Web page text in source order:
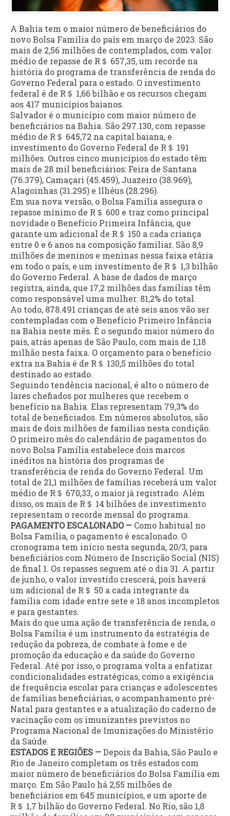
A Bahia tem o maior número de beneficiários do
novo Bolsa Família do país em março de 2023. São
mais de 2,56 milhões de contemplados, com valor
médio de repasse de R＄ 657,35, um recorde na
história do programa de transferência de renda do
Governo Federal para o estado. O investimento
federal é de R＄ 1,66 bilhão e os recursos chegam
aos 417 municípios baianos.
Salvador é o município com maior número de
beneficiários na Bahia. São 297.130, com repasse
médio de R＄ 645,72 na capital baiana, e
investimento do Governo Federal de R＄ 191
milhões. Outros cinco municípios do estado têm
mais de 28 mil beneficiários: Feira de Santana
(76.379), Camaçari (45.459), Juazeiro (38.969),
Alagoinhas (31.295) e Ilhéus (28.296).
Em sua nova versão, o Bolsa Família assegura o
repasse mínimo de R＄ 600 e traz como principal
novidade o Benefício Primeira Infância, que
garante um adicional de R＄ 150 a cada criança
entre 0 e 6 anos na composição familiar. São 8,9
milhões de meninos e meninas nessa faixa etária
em todo o país, e um investimento de R＄ 1,3 bilhão
do Governo Federal. A base de dados de março
registra, ainda, que 17,2 milhões das famílias têm
como responsável uma mulher: 81,2% do total.
Ao todo, 878.491 crianças de até seis anos vão ser
contempladas com o Benefício Primeiro Infância
na Bahia neste mês. É o segundo maior número do
país, atrás apenas de São Paulo, com mais de 1,18
milhão nesta faixa. O orçamento para o benefício
extra na Bahia é de R＄ 130,5 milhões do total
destinado ao estado.
Seguindo tendência nacional, é alto o número de
lares chefiados por mulheres que recebem o
benefício na Bahia. Elas representam 79,3% do
total de beneficiados. Em números absolutos, são
mais de dois milhões de famílias nesta condição.
O primeiro mês do calendário de pagamentos do
novo Bolsa Família estabelece dois marcos
inéditos na história dos programas de
transferência de renda do Governo Federal. Um
total de 21,1 milhões de famílias receberá um valor
médio de R＄ 670,33, o maior já registrado. Além
disso, os mais de R＄ 14 bilhões de investimento
representam o recorde mensal do programa.
PAGAMENTO ESCALONADO — Como habitual no
Bolsa Família, o pagamento é escalonado. O
cronograma tem início nesta segunda, 20/3, para
beneficiários com Número de Inscrição Social (NIS)
de final 1. Os repasses seguem até o dia 31. A partir
de junho, o valor investido crescerá, pois haverá
um adicional de R＄ 50 a cada integrante da
família com idade entre sete e 18 anos incompletos
e para gestantes.
Mais do que uma ação de transferência de renda, o
Bolsa Família é um instrumento da estratégia de
redução da pobreza, de combate à fome e de
promoção da educação e da saúde do Governo
Federal. Até por isso, o programa volta a enfatizar
condicionalidades estratégicas, como a exigência
de frequência escolar para crianças e adolescentes
de famílias beneficiárias, o acompanhamento pré-
Natal para gestantes e a atualização do caderno de
vacinação com os imunizantes previstos no
Programa Nacional de Imunizações do Ministério
da Saúde.
ESTADOS E REGIÕES —Depois da Bahia, São Paulo e
Rio de Janeiro completam os três estados com
maior número de beneficiários do Bolsa Família em
março. Em São Paulo há 2,55 milhões de
beneficiários em 645 municípios, e um aporte de
R＄ 1,7 bilhão do Governo Federal. No Rio, são 1,8